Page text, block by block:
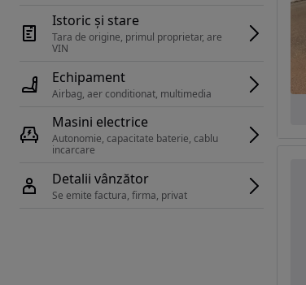
Istoric și stare
Tara de origine, primul proprietar, are
Echipament
Airbag, aer conditionat, multimedia
Masini electrice
Autonomie, capacitate baterie, cablu
Detalii vânzător
Se emite factura, firma, privat